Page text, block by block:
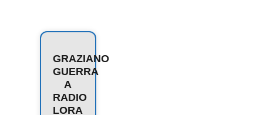
GRAZIANO
GUERRA
A
RADIO
LORA